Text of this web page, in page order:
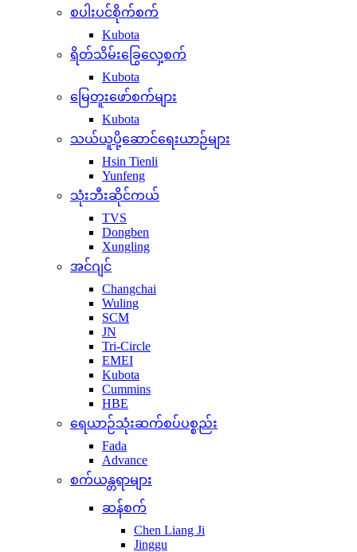
စပါးပင်စိုက်စက်
Kubota
ရိတ်သိမ်းခြွေလှေ့စက်
Kubota
မြေတူးဖော်စက်များ
Kubota
သယ်ယူပို့ဆောင်ရေးယာဉ်များ
Hsin Tienli
Yunfeng
သုံးဘီးဆိုင်ကယ်
TVS
Dongben
Xungling
အင်ဂျင်
Changchai
Wuling
SCM
JN
Tri-Circle
EMEI
Kubota
Cummins
HBE
ရေယာဉ်သုံးဆက်စပ်ပစ္စည်း
Fada
Advance
စက်ယန္တရာများ
ဆန်စက်
Chen Liang Ji
Jinggu